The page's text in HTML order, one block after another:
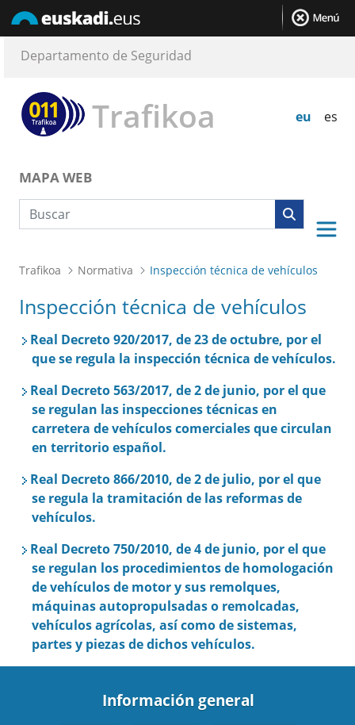
Trafikoa eu es
Departamento de Seguridad
MAPA WEB
Búsqueda web
Trafikoa Normativa Inspección técnica de vehículos
Inspección técnica de vehículos
Real Decreto 920/2017, de 23 de octubre, por el
que se regula la inspección técnica de vehículos.
Real Decreto 563/2017, de 2 de junio, por el que
se regulan las inspecciones técnicas en
carretera de vehículos comerciales que circulan
en territorio español.
Real Decreto 866/2010, de 2 de julio, por el que
se regula la tramitación de las reformas de
vehículos.
Real Decreto 750/2010, de 4 de junio, por el que
se regulan los procedimientos de homologación
de vehículos de motor y sus remolques,
máquinas autopropulsadas o remolcadas,
vehículos agrícolas, así como de sistemas,
partes y piezas de dichos vehículos.
Información general